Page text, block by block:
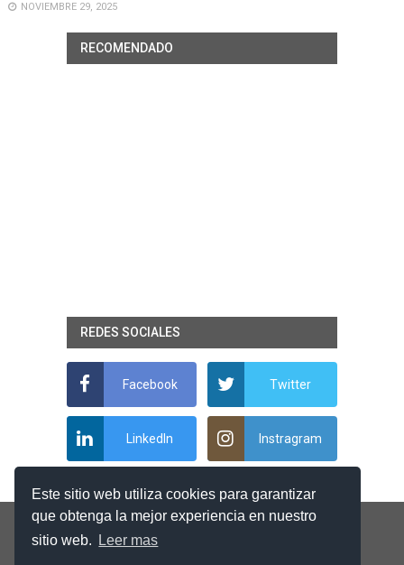
Este sitio web utiliza cookies para garantizar
que obtenga la mejor experiencia en nuestro
sitio web.
Leer mas
NOVIEMBRE 29, 2025
RECOMENDADO
REDES SOCIALES
Facebook Twitter
LinkedIn Instragram